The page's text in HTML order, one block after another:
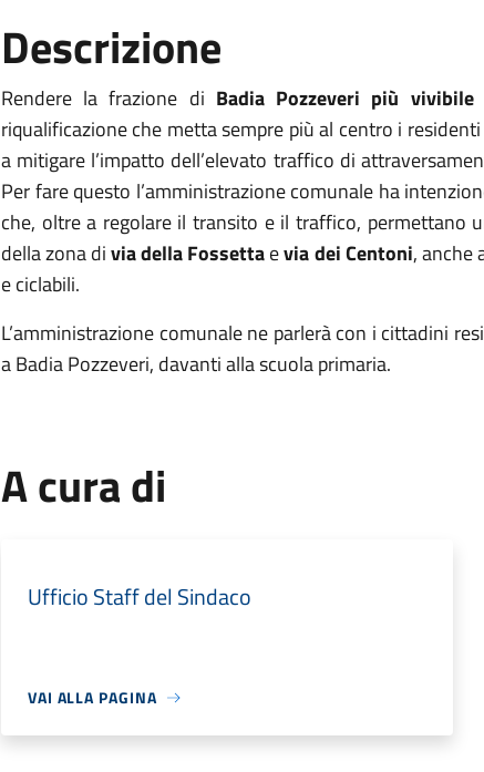
Descrizione
Rendere la frazione di Badia Pozzeveri più
riqualificazione che metta sempre più al centro i
a mitigare l’impatto dell’elevato traffico di
Per fare questo l’amministrazione comunale ha
che, oltre a regolare il transito e il traffico, permettano
della zona divia della Fossettaevia dei Centoni, anche
e ciclabili.
L’amministrazione comunale ne parlerà con i cittadini
a Badia Pozzeveri, davanti alla scuola primaria.
A cura di
Ufficio Staff del Sindaco
VAI ALLA PAGINA